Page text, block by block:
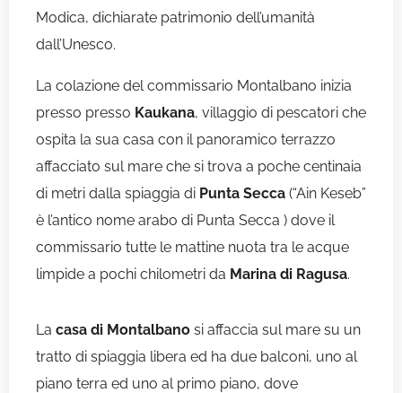
Modica, dichiarate patrimonio dell’umanità
dall’Unesco.
La colazione del commissario Montalbano inizia
presso presso Kaukana, villaggio di pescatori che
ospita la sua casa con il panoramico terrazzo
affacciato sul mare che si trova a poche centinaia
di metri dalla spiaggia di Punta Secca (“Ain Keseb”
è l’antico nome arabo di Punta Secca ) dove il
commissario tutte le mattine nuota tra le acque
limpide a pochi chilometri da Marina di Ragusa.
La casa di Montalbano si affaccia sul mare su un
tratto di spiaggia libera ed ha due balconi, uno al
piano terra ed uno al primo piano, dove